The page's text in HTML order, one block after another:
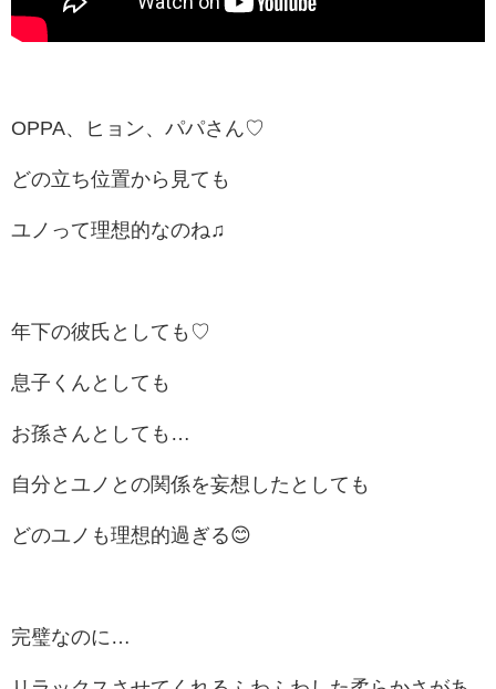
OPPA、ヒョン、パパさん♡
どの立ち位置から見ても
ユノって理想的なのね♫
年下の彼氏としても♡
息子くんとしても
お孫さんとしても…
自分とユノとの関係を妄想したとしても
どのユノも理想的過ぎる😊
完璧なのに…